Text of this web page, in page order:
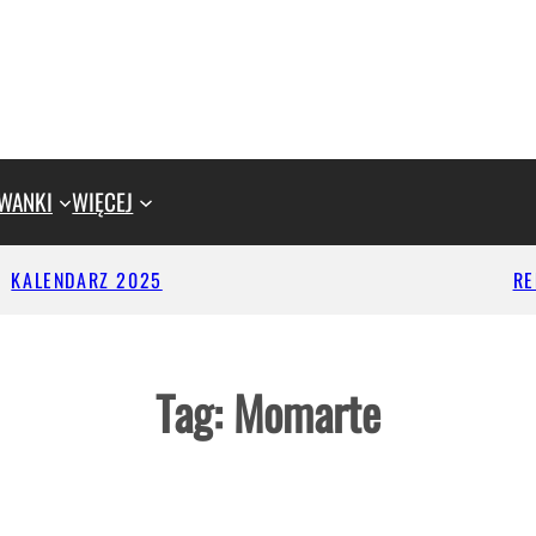
WIĘCEJ
KALENDARZ 2025
Tag:Momarte